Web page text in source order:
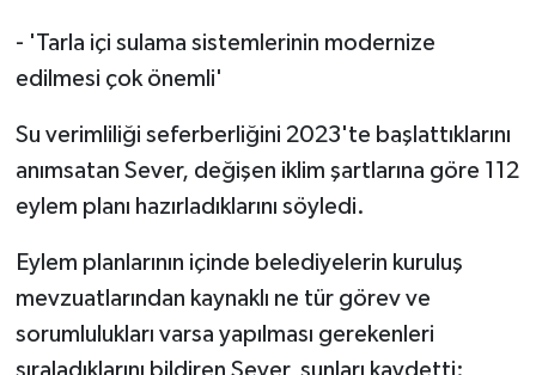
- 'Tarla içi sulama sistemlerinin modernize
edilmesi çok önemli'
Su verimliliği seferberliğini 2023'te başlattıklarını
anımsatan Sever, değişen iklim şartlarına göre 112
eylem planı hazırladıklarını söyledi.
Eylem planlarının içinde belediyelerin kuruluş
mevzuatlarından kaynaklı ne tür görev ve
sorumlulukları varsa yapılması gerekenleri
sıraladıklarını bildiren Sever, şunları kaydetti: